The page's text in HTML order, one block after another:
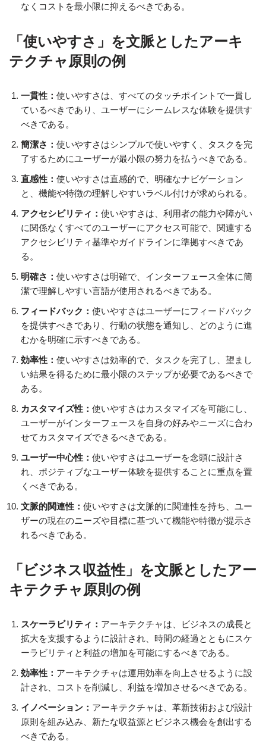
なくコストを最小限に抑えるべきである。
「使いやすさ」を文脈としたアーキ
テクチャ原則の例
一貫性： 使いやすさは、すべてのタッチポイントで一貫し
ているべきであり、ユーザーにシームレスな体験を提供す
べきである。
簡潔さ： 使いやすさはシンプルで使いやすく、タスクを完
了するためにユーザーが最小限の努力を払うべきである。
直感性： 使いやすさは直感的で、明確なナビゲーション
と、機能や特徴の理解しやすいラベル付けが求められる。
アクセシビリティ： 使いやすさは、利用者の能力や障がい
に関係なくすべてのユーザーにアクセス可能で、関連する
アクセシビリティ基準やガイドラインに準拠すべきであ
る。
明確さ： 使いやすさは明確で、インターフェース全体に簡
潔で理解しやすい言語が使用されるべきである。
フィードバック： 使いやすさはユーザーにフィードバック
を提供すべきであり、行動の状態を通知し、どのように進
むかを明確に示すべきである。
効率性： 使いやすさは効率的で、タスクを完了し、望まし
い結果を得るために最小限のステップが必要であるべきで
ある。
カスタマイズ性： 使いやすさはカスタマイズを可能にし、
ユーザーがインターフェースを自身の好みやニーズに合わ
せてカスタマイズできるべきである。
ユーザー中心性： 使いやすさはユーザーを念頭に設計さ
れ、ポジティブなユーザー体験を提供することに重点を置
くべきである。
文脈的関連性： 使いやすさは文脈的に関連性を持ち、ユー
ザーの現在のニーズや目標に基づいて機能や特徴が提示さ
れるべきである。
「ビジネス収益性」を文脈としたアー
キテクチャ原則の例
スケーラビリティ： アーキテクチャは、ビジネスの成長と
拡大を支援するように設計され、時間の経過とともにスケ
ーラビリティと利益の増加を可能にするべきである。
効率性： アーキテクチャは運用効率を向上させるように設
計され、コストを削減し、利益を増加させるべきである。
イノベーション： アーキテクチャは、革新技術および設計
原則を組み込み、新たな収益源とビジネス機会を創出する
べきである。